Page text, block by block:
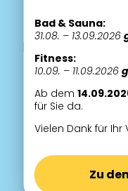
10er Kurskarte
Perfektionskurs
Bad & Sauna:
31.08. – 13.09.2026
Fitness:
10.09. – 11.09.2026
Ab dem
für Sie da.
Vielen Dank für Ihr
Zu